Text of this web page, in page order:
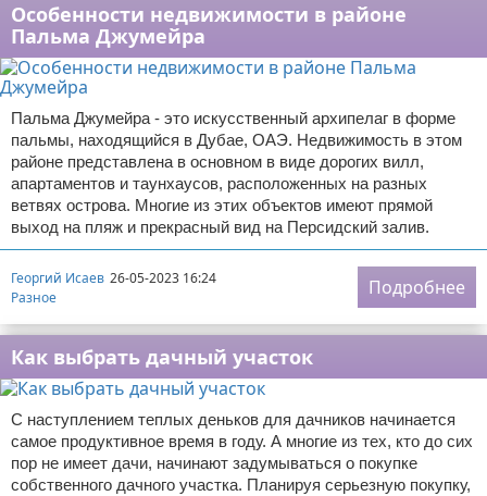
Особенности недвижимости в районе
Пальма Джумейра
Пальма Джумейра - это искусственный архипелаг в форме
пальмы, находящийся в Дубае, ОАЭ. Недвижимость в этом
районе представлена в основном в виде дорогих вилл,
апартаментов и таунхаусов, расположенных на разных
ветвях острова. Многие из этих объектов имеют прямой
выход на пляж и прекрасный вид на Персидский залив.
Георгий Исаев 26-05-2023 16:24
Разное
Подробнее
Как выбрать дачный участок
С наступлением теплых деньков для дачников начинается
самое продуктивное время в году. А многие из тех, кто до сих
пор не имеет дачи, начинают задумываться о покупке
собственного дачного участка. Планируя серьезную покупку,